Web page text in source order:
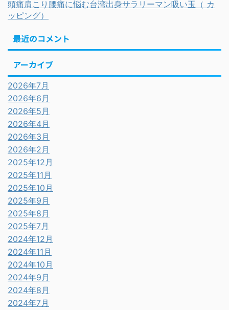
頭痛肩こり腰痛に悩む台湾出身サラリーマン吸い玉（ カ
ッピング）
最近のコメント
アーカイブ
2026年7月
2026年6月
2026年5月
2026年4月
2026年3月
2026年2月
2025年12月
2025年11月
2025年10月
2025年9月
2025年8月
2025年7月
2024年12月
2024年11月
2024年10月
2024年9月
2024年8月
2024年7月